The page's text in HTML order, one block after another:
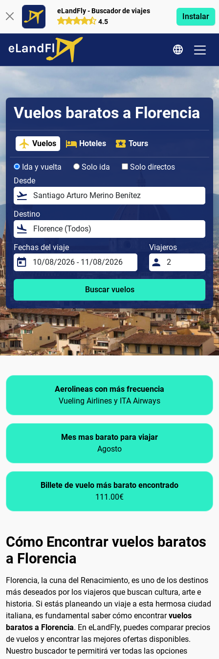
eLandFly - Buscador de viajes
4.5
Instalar
Vuelos baratos a Florencia
Vuelos Hoteles Tours
Ida y vuelta Solo ida
Solo directos
Desde
Destino
Fechas del viaje Viajeros
Buscar vuelos
Aerolineas con más frecuencia
Vueling Airlines y ITA Airways
Mes mas barato para viajar
Agosto
Billete de vuelo más barato encontrado
111.00€
Cómo Encontrar vuelos baratos
a Florencia
Florencia, la cuna del Renacimiento, es uno de los destinos
más deseados por los viajeros que buscan cultura, arte e
historia. Si estás planeando un viaje a esta hermosa ciudad
italiana, es fundamental saber cómo encontrarvuelos
baratos a Florencia. En eLandFly, puedes comparar precios
de vuelos y encontrar las mejores ofertas disponibles.
Nuestro buscador te permitirá ver todas las opciones